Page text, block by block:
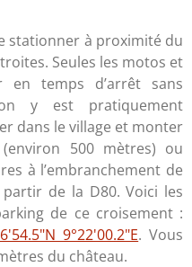
stationner à proximité du
Seules les motos et
en temps d’arrêt sans
y est pratiquement
dans le village et monter
500 mètres) ou
à l’embranchement de
partir de la D80. Voici les
de ce croisement :
9°22'00.2"E. Vous
du château.